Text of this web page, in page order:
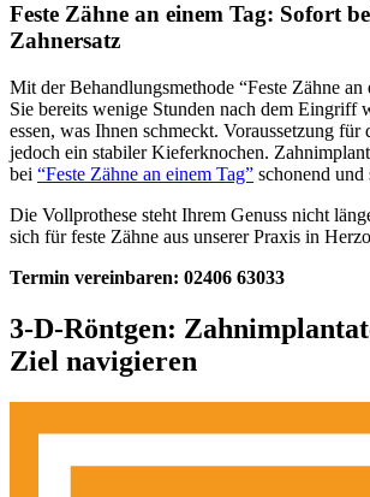
Feste Zähne an einem Tag: Sofort
Zahnersatz
Mit der Behandlungsmethode “Feste Zähne an
Sie bereits wenige Stunden nach dem Eingriff
essen, was Ihnen schmeckt. Voraussetzung für
jedoch ein stabiler Kieferknochen.
bei “Feste Zähne an einem Tag” schonend und
Die Vollprothese steht Ihrem Genuss nicht
sich für feste Zähne aus unserer Praxis in
Termin vereinbaren: 02406 63033
3-D-Röntgen:
Ziel navigieren